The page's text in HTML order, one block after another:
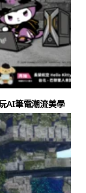
AI筆電潮流美學